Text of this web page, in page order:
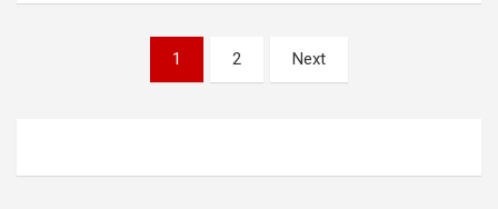
pagination
1 2 Next